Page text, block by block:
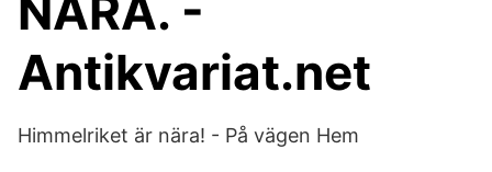
NÄRA. -
Antikvariat.net
Himmelriket är nära! - På vägen Hem